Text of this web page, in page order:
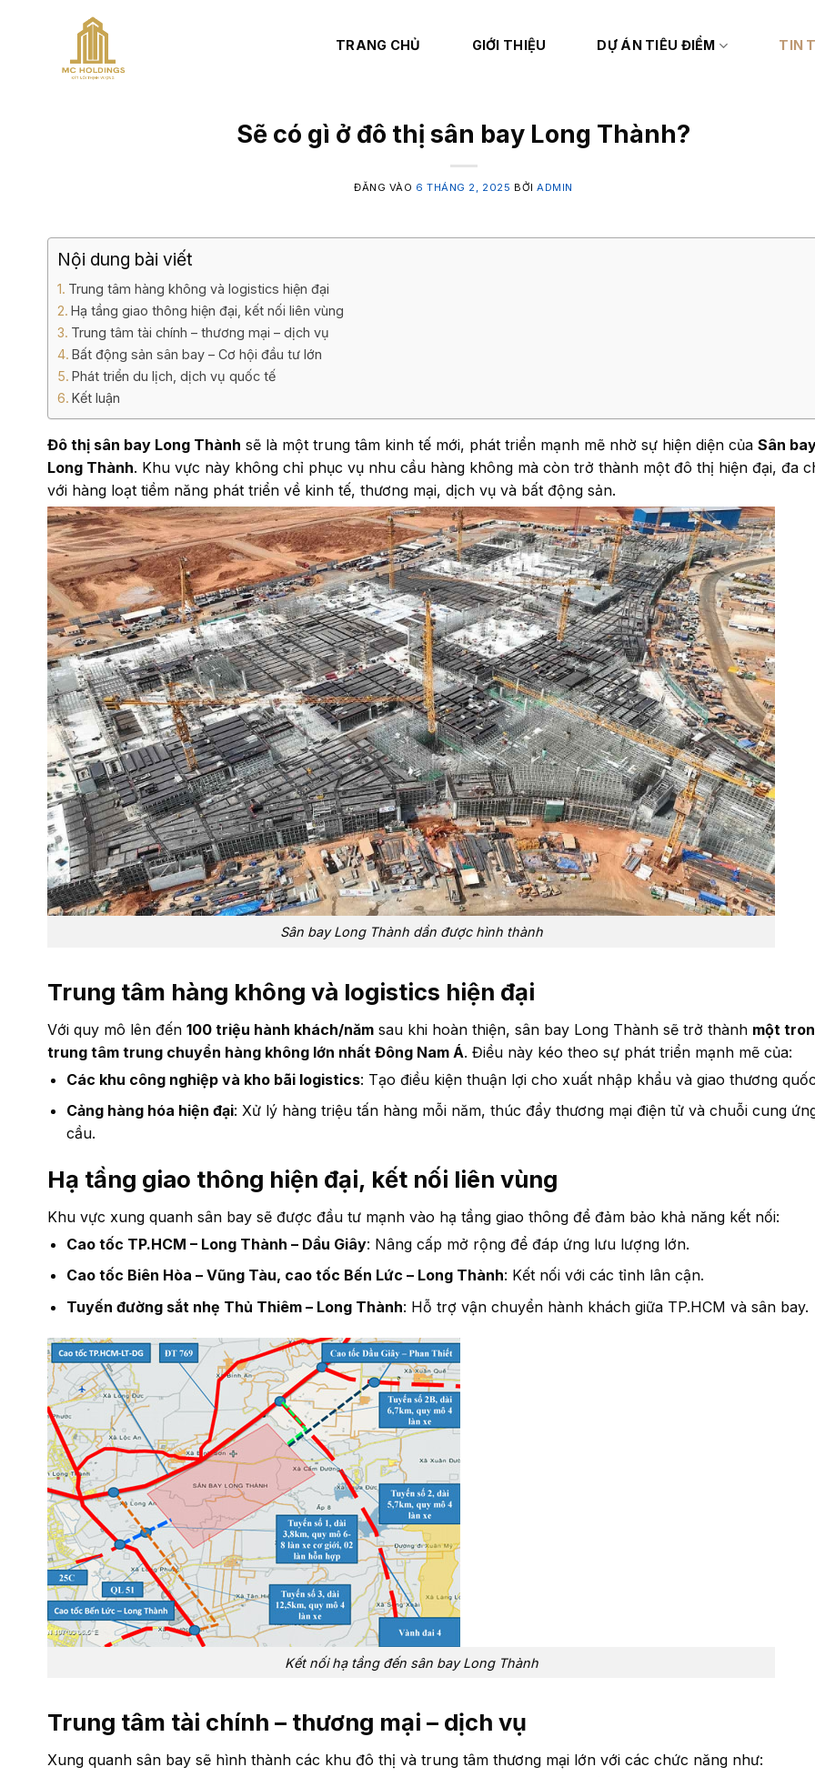
TRANG CHỦ GIỚI THIỆU DỰ ÁN TIÊU ĐIỂM TIN
Sẽ có gì ở đô thị sân bay Long Thành?
ĐĂNG VÀO 6 THÁNG 2, 2025 BỞIADMIN
Nội dung bài viết
Trung tâm hàng không và logistics hiện đại
Hạ tầng giao thông hiện đại, kết nối liên vùng
Trung tâm tài chính – thương mại – dịch vụ
Bất động sản sân bay – Cơ hội đầu tư lớn
Phát triển du lịch, dịch vụ quốc tế
Kết luận
Đô thị sân bay Long Thành sẽ là một trung tâm kinh tế mới, phát triển mạnh mẽ nhờ sự hiện diện của Sân
Long Thành. Khu vực này không chỉ phục vụ nhu cầu hàng không mà còn trở thành một đô thị hiện đại, đa
với hàng loạt tiềm năng phát triển về kinh tế, thương mại, dịch vụ và bất động sản.
Sân bay Long Thành dần được hình thành
Trung tâm hàng không và logistics hiện đại
Với quy mô lên đến 100 triệu hành khách/năm sau khi hoàn thiện, sân bay Long Thành sẽ trở thành một
trung tâm trung chuyển hàng không lớn nhất Đông Nam Á. Điều này kéo theo sự phát triển mạnh mẽ của:
Các khu công nghiệp và kho bãi logistics: Tạo điều kiện thuận lợi cho xuất nhập khẩu và giao thương
Cảng hàng hóa hiện đại: Xử lý hàng triệu tấn hàng mỗi năm, thúc đẩy thương mại điện tử và chuỗi cung
cầu.
Hạ tầng giao thông hiện đại, kết nối liên vùng
Khu vực xung quanh sân bay sẽ được đầu tư mạnh vào hạ tầng giao thông để đảm bảo khả năng kết nối:
Cao tốc TP.HCM – Long Thành – Dầu Giây: Nâng cấp mở rộng để đáp ứng lưu lượng lớn.
Cao tốc Biên Hòa – Vũng Tàu, cao tốc Bến Lức – Long Thành: Kết nối với các tỉnh lân cận.
Tuyến đường sắt nhẹ Thủ Thiêm – Long Thành: Hỗ trợ vận chuyển hành khách giữa TP.HCM và sân bay.
Kết nối hạ tầng đến sân bay Long Thành
Trung tâm tài chính – thương mại – dịch vụ
Xung quanh sân bay sẽ hình thành các khu đô thị và trung tâm thương mại lớn với các chức năng như: